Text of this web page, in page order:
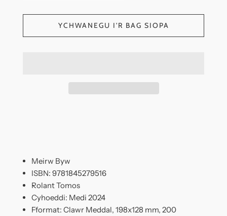
YCHWANEGU I'R BAG SIOPA
Meirw Byw
ISBN: 9781845279516
Rolant Tomos
Cyhoeddi: Medi 2024
Fformat: Clawr Meddal, 198x128 mm, 200